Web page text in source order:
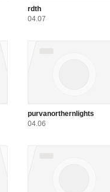
rdth
04.07
purvanorthernlights
04.06